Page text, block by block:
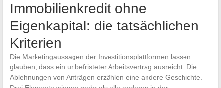
Immobilienkredit ohne
Eigenkapital: die tatsächlichen
Kriterien
Die Marketingaussagen der Investitionsplattformen lassen
glauben, dass ein unbefristeter Arbeitsvertrag ausreicht. Die
Ablehnungen von Anträgen erzählen eine andere Geschichte.